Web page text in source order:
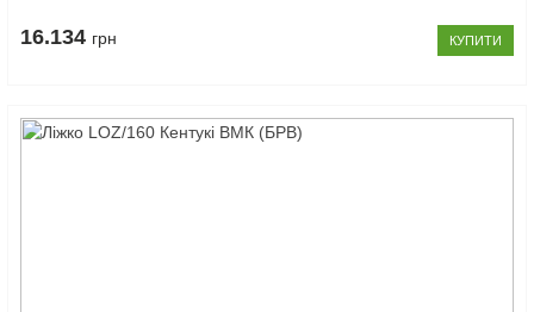
16.134 грн КУПИТИ